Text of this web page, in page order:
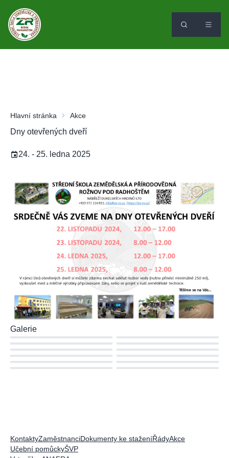
Hlavní stránka Akce
Dny otevřených dveří
24. - 25. ledna 2025
Galerie
KontaktyZaměstnanciDokumenty ke staženíŘádyAkce
Učební pomůckyŠVP